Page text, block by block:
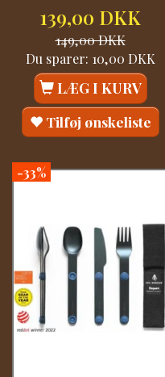
139,00 DKK
149,00 DKK
Du sparer: 10,00 DKK
LÆG I KURV
Tilføj ønskeliste
-33%